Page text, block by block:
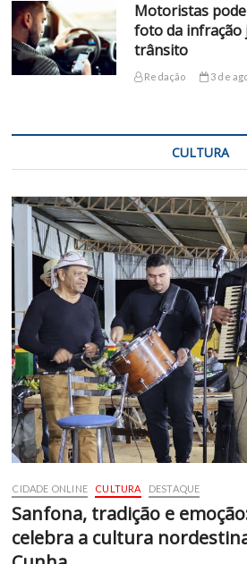
Motoristas
foto da infração
trânsito
Redação 3 de
CULTURA
CIDADE ONLINE CULTURA DESTAQUE
Sanfona, tradição e
celebra a cultura